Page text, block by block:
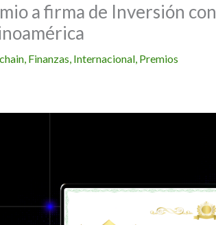
a firma de Inversión con
, Finanzas, Internacional, Premios